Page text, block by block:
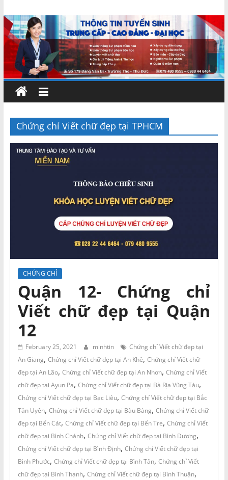
to
content
Chứng
chỉ
ngắn
hạn
–
MIENNAM
Education
Miền
Nam
Chứng chỉ Viết chữ đẹp tại TPHCM
CHỨNG CHỈ
Quận 12- Chứng chỉ
Viết chữ đẹp tại Quận
12
February 25, 2021 minhtin
Chứng chỉ Viết chữ đẹp tại
An Giang, Chứng chỉ Viết chữ đẹp tại An Khê, Chứng chỉ Viết chữ
đẹp tại An Lão, Chứng chỉ Viết chữ đẹp tại An Nhơn, Chứng chỉ Viết
chữ đẹp tại Ayun Pa, Chứng chỉ Viết chữ đẹp tại Bà Rịa Vũng Tàu,
Chứng chỉ Viết chữ đẹp tại Bạc Liêu, Chứng chỉ Viết chữ đẹp tại Bắc
Tân Uyên, Chứng chỉ Viết chữ đẹp tại Bàu Bàng, Chứng chỉ Viết chữ
đẹp tại Bến Cát, Chứng chỉ Viết chữ đẹp tại Bến Tre, Chứng chỉ Viết
chữ đẹp tại Bình Chánh, Chứng chỉ Viết chữ đẹp tại Bình Dương,
Chứng chỉ Viết chữ đẹp tại Bình Định, Chứng chỉ Viết chữ đẹp tại
Bình Phước, Chứng chỉ Viết chữ đẹp tại Bình Tân, Chứng chỉ Viết
chữ đẹp tại Bình Thạnh, Chứng chỉ Viết chữ đẹp tại Bình Thuận,